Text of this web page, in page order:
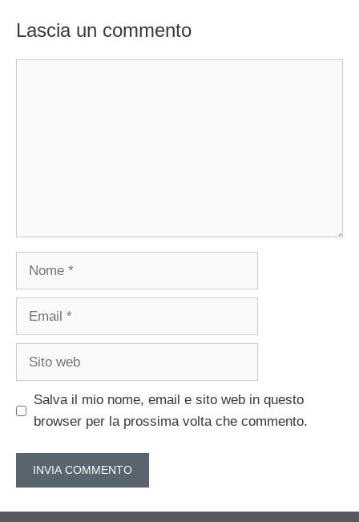
Lascia un commento
Nome
Email
Sito
Salva il mio nome, email e sito web in questo
browser per la prossima volta che commento.